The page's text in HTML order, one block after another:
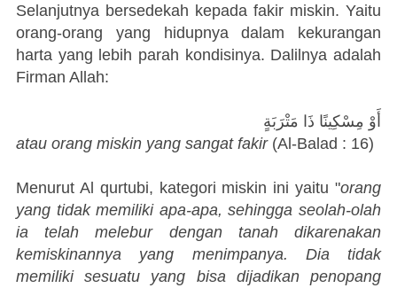
Selanjutnya bersedekah kepada fakir miskin. Yaitu
orang-orang yang hidupnya dalam kekurangan
harta yang lebih parah kondisinya. Dalilnya adalah
Firman Allah:
أَوْ مِسْكِينًا ذَا مَتْرَبَةٍ
atau orang miskin yang sangat fakir(Al-Balad : 16)
Menurut Al qurtubi, kategori miskin ini yaitu "orang
yang tidak memiliki apa-apa, sehingga seolah-olah
ia telah melebur dengan tanah dikarenakan
kemiskinannya yang menimpanya. Dia tidak
memiliki sesuatu yang bisa dijadikan penopang